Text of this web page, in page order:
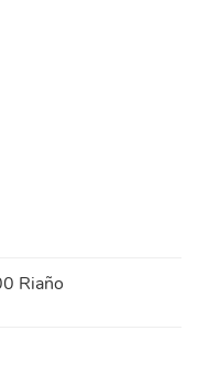
Riaño